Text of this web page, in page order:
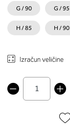
G / 90 G / 95
H / 85 H / 90
Izračun veličine